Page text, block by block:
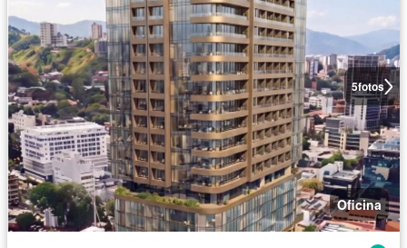
5fotos
Oficina